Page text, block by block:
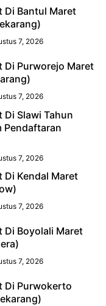
Di Bantul Maret
7, 2026
Di Purworejo Maret
7, 2026
Di Slawi Tahun
Pendaftaran
7, 2026
Di Kendal Maret
7, 2026
Di Boyolali Maret
7, 2026
Di Purwokerto